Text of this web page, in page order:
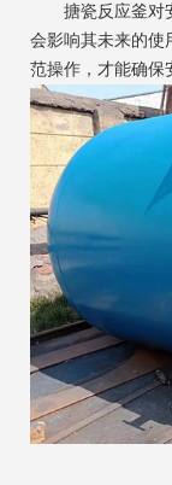
搪瓷反应釜对安
会影响其未来的使
范操作，才能确保